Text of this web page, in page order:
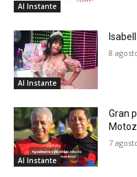
Al Instante
Al Instante
8
Al Instante
Gran
7